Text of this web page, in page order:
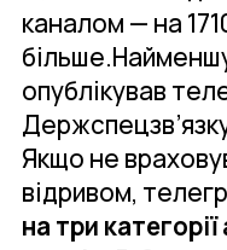
каналом — на
більше.Найменшу
опублікував
Якщо не
відривом,
на три